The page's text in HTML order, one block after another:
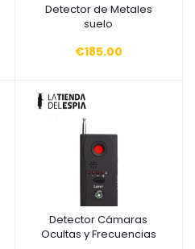
Añadir a la cesta
Detector de Metales
suelo
€185.00
Añadir a la cesta
Detector Cámaras
Ocultas y Frecuencias